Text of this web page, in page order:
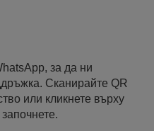
за да ни
Сканирайте QR
или кликнете върху